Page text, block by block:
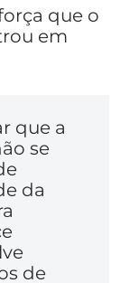
que o
em
que a
se
da
de